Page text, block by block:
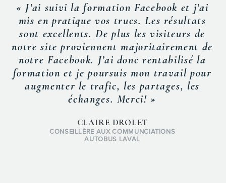
« J’ai suivi la formation Facebook et j’ai
mis en pratique vos trucs. Les résultats
sont excellents. De plus les visiteurs de
notre site proviennent majoritairement de
notre Facebook. J’ai donc rentabilisé la
formation et je poursuis mon travail pour
augmenter le trafic, les partages, les
échanges. Merci! »
CLAIRE DROLET
CONSEILLÈRE AUX COMMUNCIATIONS
AUTOBUS LAVAL